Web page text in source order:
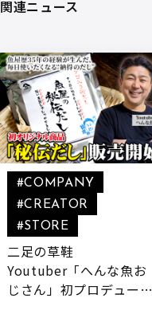
関連ニュース
二足の草鞋
Youtuber「へんな魚お
じさん」初プロデュース
#COMPANY
#CREATOR
#STORE